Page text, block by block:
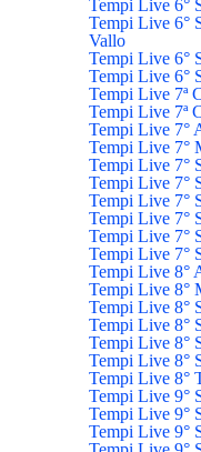
Tempi Live 6°
Tempi Live 6°
Vallo
Tempi Live 6°
Tempi Live 6°
Tempi Live 7ª
Tempi Live 7ª
Tempi Live 7°
Tempi Live 7°
Tempi Live 7°
Tempi Live 7°
Tempi Live 7°
Tempi Live 7°
Tempi Live 7°
Tempi Live 7°
Tempi Live 8°
Tempi Live 8°
Tempi Live 8°
Tempi Live 8°
Tempi Live 8°
Tempi Live 8°
Tempi Live 8°
Tempi Live 9°
Tempi Live 9°
Tempi Live 9°